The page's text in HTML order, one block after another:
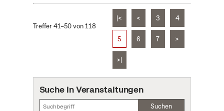
Treffer 41–50 von 118
|< < 3 4
5 6 7 >
>|
Suche in Veranstaltungen
Suchen